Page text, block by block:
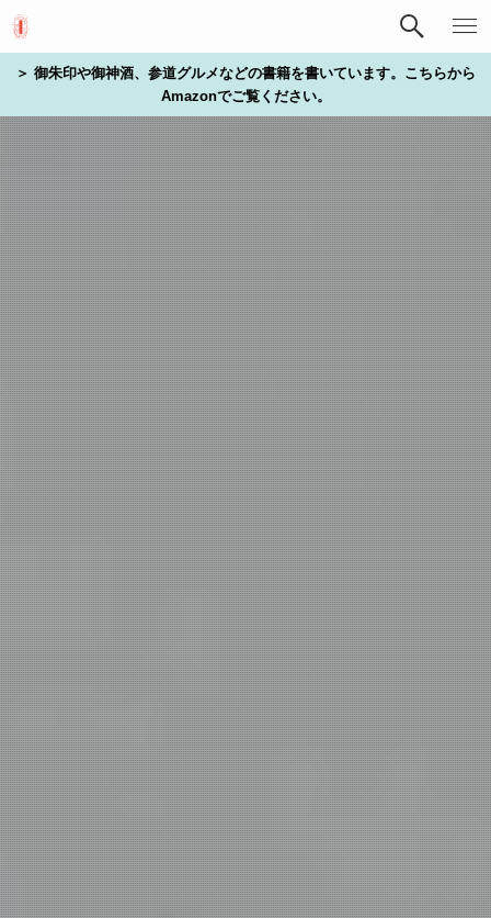
＞ 御朱印や御神酒、参道グルメなどの書籍を書いています。こちらから
Amazonでご覧ください。